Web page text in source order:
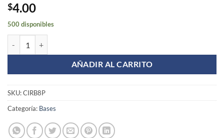
$4.00
500 disponibles
AÑADIR AL CARRITO
SKU:CIRB8P
Categoría: Bases